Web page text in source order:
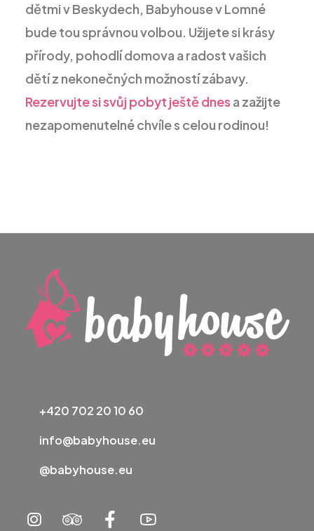
dětmi v Beskydech, Babyhouse v Lomné
bude tou správnou volbou. Užijete si krásy
přírody, pohodlí domova a radost vašich
dětí z nekonečných možností zábavy.
Rezervujte si svůj pobyt ještě dnes a zažijte
nezapomenutelné chvíle s celou rodinou!
+420 702 20 10 60
info@babyhouse.eu
@babyhouse.eu